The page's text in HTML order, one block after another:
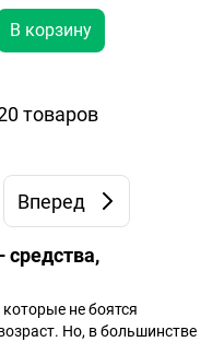
В корзину
товаров
Вперед
не боятся
Но, в большинстве